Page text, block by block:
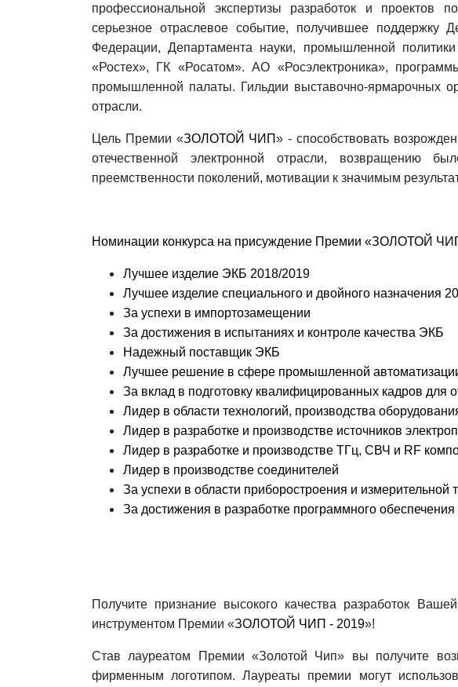
профессиональной экспертизы разработок и проектов
серьезное отраслевое событие, получившее поддержку
Федерации, Департамента науки, промышленной
«Ростех», ГК «Росатом». АО «Росэлектроника»,
промышленной палаты. Гильдии выставочно-ярмарочных
отрасли.
Цель Премии «ЗОЛОТОЙ ЧИП» - способствовать
отечественной электронной отрасли, возвращению
преемственности поколений, мотивации к значимым
Номинации конкурса на присуждение Премии «ЗОЛОТОЙ
Лучшее изделие ЭКБ 2018/2019
Лучшее изделие специального и двойного назначения
За успехи в импортозамещении
За достижения в испытаниях и контроле качества ЭКБ
Надежный поставщик ЭКБ
Лучшее решение в сфере промышленной
За вклад в подготовку квалифицированных кадров для
Лидер в области технологий, производства
Лидер в разработке и производстве источников
Лидер в разработке и производстве ТГц, СВЧ и RF
Лидер в производстве соединителей
За успехи в области приборостроения и измерительной
За достижения в разработке программного обеспечения
Получите признание высокого качества разработок
инструментом Премии «ЗОЛОТОЙ ЧИП - 2019»!
Став лауреатом Премии «Золотой Чип» вы получите
фирменным логотипом. Лауреаты премии могут